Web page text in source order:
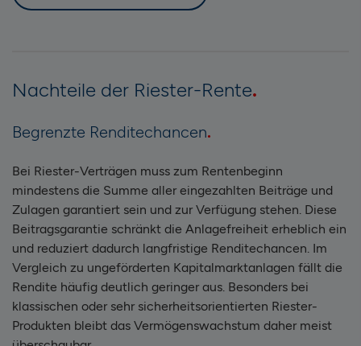
Nachteile der Riester-Rente
Begrenzte Renditechancen
Bei Riester-Verträgen muss zum Rentenbeginn
mindestens die Summe aller eingezahlten Beiträge und
Zulagen garantiert sein und zur Verfügung stehen. Diese
Beitragsgarantie schränkt die Anlagefreiheit erheblich ein
und reduziert dadurch langfristige Renditechancen. Im
Vergleich zu ungeförderten Kapitalmarktanlagen fällt die
Rendite häufig deutlich geringer aus. Besonders bei
klassischen oder sehr sicherheitsorientierten Riester-
Produkten bleibt das Vermögenswachstum daher meist